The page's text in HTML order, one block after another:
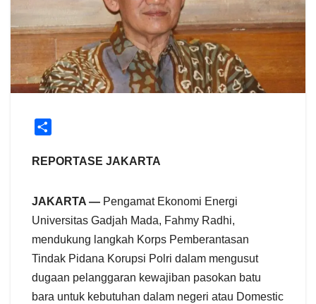
a
e
REPORTASE JAKARTA
JAKARTA — Pengamat Ekonomi Energi
Universitas Gadjah Mada, Fahmy Radhi,
mendukung langkah Korps Pemberantasan
Tindak Pidana Korupsi Polri dalam mengusut
dugaan pelanggaran kewajiban pasokan batu
bara untuk kebutuhan dalam negeri atau Domestic